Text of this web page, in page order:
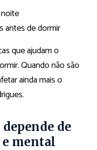
antes de dormir
que ajudam o
Quando não são
ainda mais o
de
e mental